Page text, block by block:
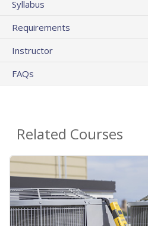
Syllabus
Requirements
Instructor
FAQs
Related Courses